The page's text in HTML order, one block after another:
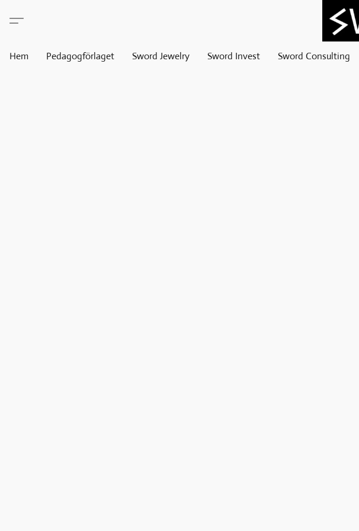
Hem Pedagogförlaget Sword Jewelry Sword Invest Sword Consulting